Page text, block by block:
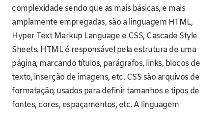
complexidade sendo que as mais básicas, e mais
amplamente empregadas, são a linguagem HTML,
Hyper Text Markup Language e CSS, Cascade Style
Sheets. HTML é responsável pela estrutura de uma
página, marcando títulos, parágrafos, links, blocos de
texto, inserção de imagens, etc. CSS são arquivos de
formatação, usados para definir tamanhos e tipos de
fontes, cores, espaçamentos, etc. A linguagem